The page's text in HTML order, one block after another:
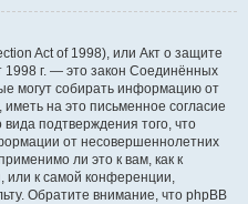
Act of 1998), или Акт о защите
1998 г. — это закон Соединённых
могут собирать информацию от
на это письменное согласие
подтверждения того, что
от несовершеннолетних
ли это к вам, как к
или к самой конференции,
Обратите внимание, что phpBB